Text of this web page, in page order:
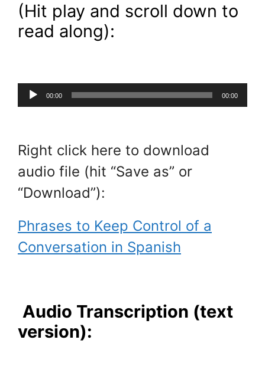
(Hit play and scroll down to
read along):
Audio
Player
00:00 00:00
Right click here to download
audio file (hit “Save as” or
“Download”):
Phrases to Keep Control of a
Conversation in Spanish
Audio Transcription (text
version):